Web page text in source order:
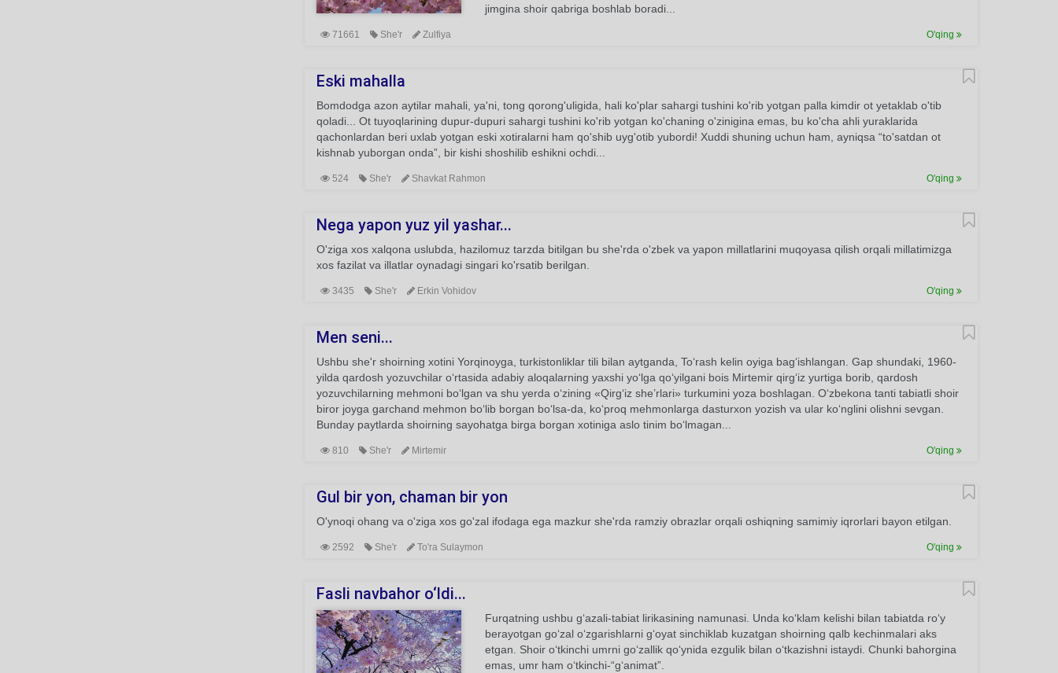
jimgina shoir qabriga boshlab boradi...
71661 She'r Zulfiya O'qing
Eski mahalla
Bomdodga azon aytilar mahali, ya'ni, tong qorong'uligida, hali ko'plar sahargi tushini ko'rib yotgan palla kimdir ot yetaklab o'tib
qoladi... Ot tuyoqlarining dupur-dupuri sahargi tushini ko'rib yotgan ko'chaning o'zinigina emas, bu ko'cha ahli yuraklarida
qachonlardan beri uxlab yotgan eski xotiralarni ham qo'shib uyg'otib yubordi! Xuddi shuning uchun ham, ayniqsa “to'satdan ot
kishnab yuborgan onda”, bir kishi shoshilib eshikni ochdi...
524 She'r Shavkat Rahmon O'qing
Nega yapon yuz yil yashar...
O'ziga xos xalqona uslubda, hazilomuz tarzda bitilgan bu she'rda o'zbek va yapon millatlarini muqoyasa qilish orqali millatimizga
xos fazilat va illatlar oynadagi singari ko'rsatib berilgan.
3435 She'r Erkin Vohidov O'qing
Men seni...
Ushbu she'r shoirning xotini Yorqinoyga, turkistonliklar tili bilan aytganda, To‘rash kelin oyiga bag‘ishlangan. Gap shundaki, 1960-
yilda qardosh yozuvchilar o‘rtasida adabiy aloqalarning yaxshi yo‘lga qo‘yilgani bois Mirtemir qirg‘iz yurtiga borib, qardosh
yozuvchilarning mehmoni bo‘lgan va shu yerda o‘zining «Qirg‘iz she’rlari» turkumini yoza boshlagan. O‘zbekona tanti tabiatli shoir
biror joyga garchand mehmon bo‘lib borgan bo‘lsa-da, ko‘proq mehmonlarga dasturxon yozish va ular ko‘nglini olishni sevgan.
Bunday paytlarda shoirning sayohatga birga borgan xotiniga aslo tinim bo‘lmagan...
810 She'r Mirtemir O'qing
Gul bir yon, chaman bir yon
O'ynoqi ohang va o'ziga xos go'zal ifodaga ega mazkur she'rda ramziy obrazlar orqali oshiqning samimiy iqrorlari bayon etilgan.
2592 She'r To'ra Sulaymon O'qing
Fasli navbahor o‘ldi...
Furqatning ushbu g‘azali-tabiat lirikasining namunasi. Unda ko‘klam kelishi bilan tabiatda ro‘y
berayotgan go‘zal o‘zgarishlarni g‘oyat sinchiklab kuzatgan shoirning qalb kechinmalari aks
etgan. Shoir o‘tkinchi umrni go‘zallik qo‘ynida ezgulik bilan o‘tkazishni istaydi. Chunki bahorgina
emas, umr ham o‘tkinchi-“g‘animat”.